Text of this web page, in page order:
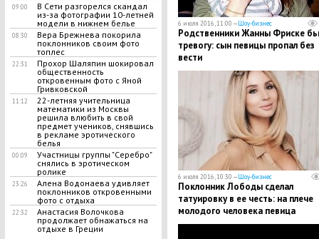
09:00
В Сети разгорелся скандал
из-за фотографии 10-летней
модели в нижнем белье
08:30
Вера Брежнева покорила
поклонников своим фото
топлес
22:31
Прохор Шаляпин шокировал
общественность
откровенным фото с Яной
Гривковской
11:12
22-летняя учительница
математики из Москвы
решила влюбить в свой
предмет учеников, снявшись
в рекламе эротического
белья
00:09
Участницы группы "Серебро"
снялись в эротическом
ролике
23:26
Алена Водонаева удивляет
поклонников откровенными
фото с отдыха
22:32
Анастасия Волочкова
продолжает обнажаться на
отдыхе в Греции
6 июля 2016, 11:00 —Шоу-бизнес
Родственники Жанны Фриске
тревогу: сын певицы пропал без
вести
6 июля 2016, 10:30 —Шоу-бизнес
Поклонник Лободы сделал
татуировку в ее честь: на плече
молодого человека певица
запечатлена в образе монашки